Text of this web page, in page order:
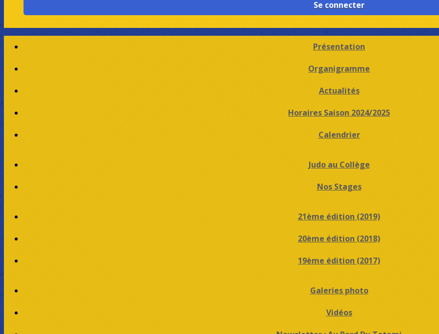
Se connecter
Présentation
Organigramme
Actualités
Horaires Saison 2024/2025
Calendrier
Judo au Collège
Nos Stages
21ème édition (2019)
20ème édition (2018)
19ème édition (2017)
Galeries photo
Vidéos